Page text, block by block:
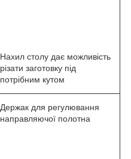
Нахил столу дає можливість
різати заготовку під
потрібним кутом
Держак для регулювання
направляючої полотна